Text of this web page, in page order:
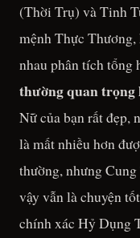
(Thời Trụ) và Tinh
mệnh Thực
nhau phân tích tổng
thường quan
Nữ của bạn rất đẹp,
là mất nhiều hơn
thường, nhưng
vậy vẫn là chuyện
chính xác Hỷ Dụng